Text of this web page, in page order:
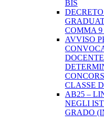
BIS
COMMA 9
AVVISO
CLASSE
AB25 –
NEGLI
GRADO